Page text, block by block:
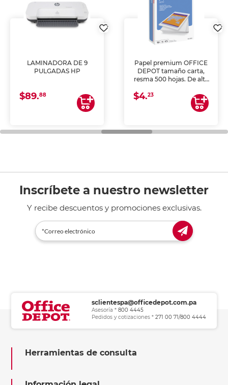
LAMINADORA DE 9
PULGADAS HP
$89.88
Papel premium OFFICE
DEPOT tamaño carta,
resma 500 hojas. De alta
uniforme, ideal para
impresoras de inyección
de tinta y láser,
general de oficina.
$4.23
Inscríbete a nuestro newsletter
Y recibe descuentos y promociones exclusivas.
sclientespa@officedepot.com.pa
Asesoría * 800 4445
Pedidos y cotizaciones * 271 00 71/800 4444
Herramientas de consulta